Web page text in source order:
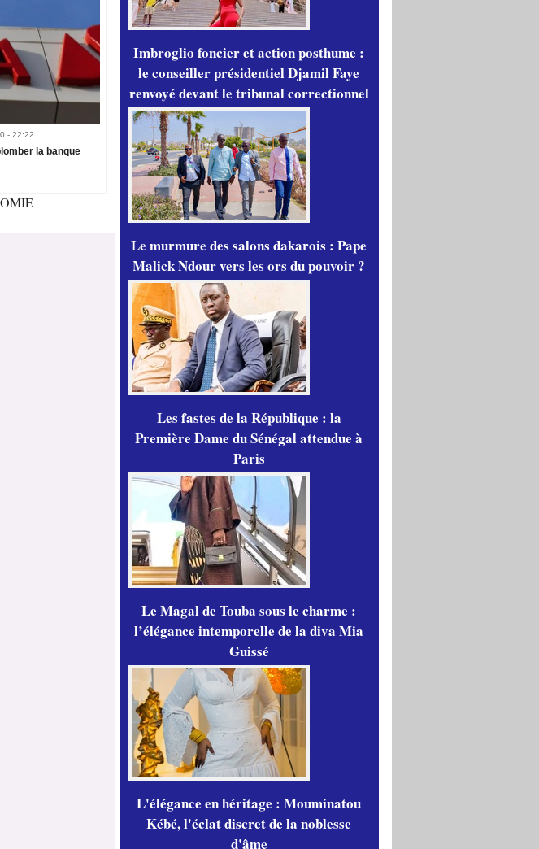
- 22:22
la banque
Imbroglio foncier et action posthume :
le conseiller présidentiel Djamil Faye
renvoyé devant le tribunal correctionnel
Le murmure des salons dakarois : Pape
Malick Ndour vers les ors du pouvoir ?
Les fastes de la République : la
Première Dame du Sénégal attendue à
Paris
Le Magal de Touba sous le charme :
l’élégance intemporelle de la diva Mia
Guissé
L'élégance en héritage : Mouminatou
Kébé, l'éclat discret de la noblesse
d'âme